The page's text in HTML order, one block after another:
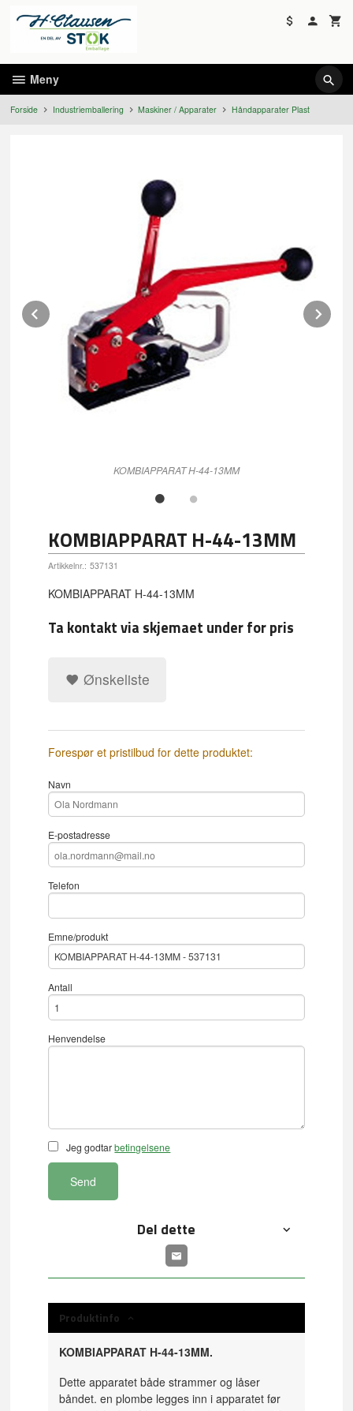
innholdet
Meny
Forside Industriemballering Maskiner / Apparater Håndapparater Plast
KOMBIAPPARAT H-44-13MM
Prev
KOMBIAPPARAT H-44-13MM
Artikkelnr.: 537131
KOMBIAPPARAT H-44-13MM
Ta kontakt via skjemaet under for pris
Ønskeliste
Forespør et pristilbud for dette produktet:
Navn
E-postadresse
Telefon
Emne/produkt
Antall
Henvendelse
Jeg godtarbetingelsene
Send
Del dette
Produktinfo
KOMBIAPPARAT H-44-13MM.
Dette apparatet både strammer og låser
båndet. en plombe legges inn i apparatet før